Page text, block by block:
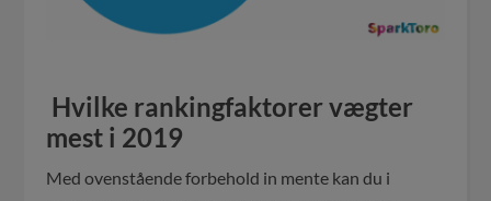
Hvilke rankingfaktorer vægter
mest i 2019
Med ovenstående forbehold in mente kan du i